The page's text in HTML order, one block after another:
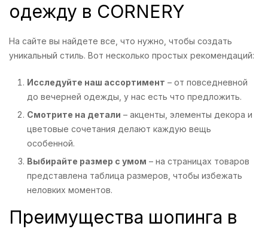
одежду в CORNERY
На сайте вы найдете все, что нужно, чтобы создать
уникальный стиль. Вот несколько простых рекомендаций:
Исследуйте наш ассортимент – от повседневной
до вечерней одежды, у нас есть что предложить.
Смотрите на детали – акценты, элементы декора и
цветовые сочетания делают каждую вещь
особенной.
Выбирайте размер с умом – на страницах товаров
представлена таблица размеров, чтобы избежать
неловких моментов.
Преимущества шопинга в